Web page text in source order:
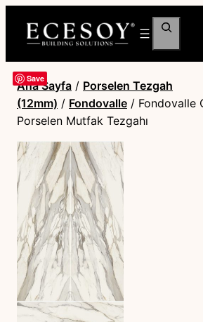
Ara
Save
Ana Sayfa / Porselen Tezgah
(12mm) / Fondovalle / Fondovalle
Porselen Mutfak Tezgahı